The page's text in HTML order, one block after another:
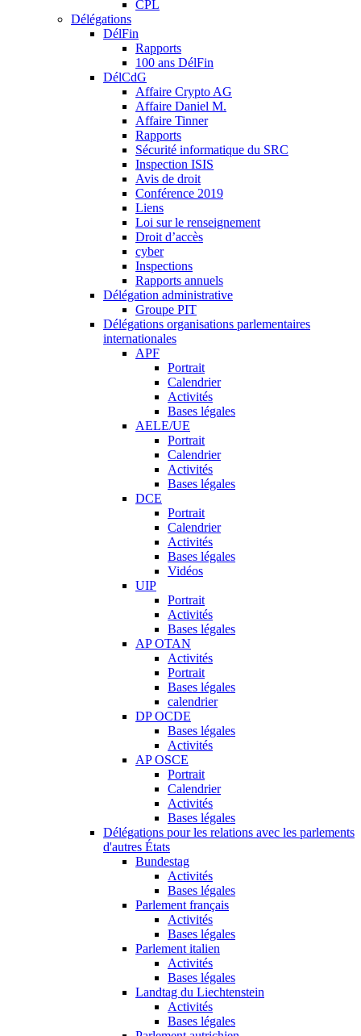
CPL
Délégations
DélFin
Rapports
100 ans DélFin
DélCdG
Affaire Crypto AG
Affaire Daniel M.
Affaire Tinner
Rapports
Sécurité informatique du SRC
Inspection ISIS
Avis de droit
Conférence 2019
Liens
Loi sur le renseignement
Droit d’accès
cyber
Inspections
Rapports annuels
Délégation administrative
Groupe PIT
Délégations organisations parlementaires
internationales
APF
Portrait
Calendrier
Activités
Bases légales
AELE/UE
Portrait
Calendrier
Activités
Bases légales
DCE
Portrait
Calendrier
Activités
Bases légales
Vidéos
UIP
Portrait
Activités
Bases légales
AP OTAN
Activités
Portrait
Bases légales
calendrier
DP OCDE
Bases légales
Activités
AP OSCE
Portrait
Calendrier
Activités
Bases légales
Délégations pour les relations avec les parlements
d'autres États
Bundestag
Activités
Bases légales
Parlement français
Activités
Bases légales
Parlement italien
Activités
Bases légales
Landtag du Liechtenstein
Activités
Bases légales